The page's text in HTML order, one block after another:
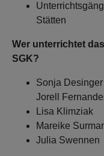
Stätten
Wer unterrichtet
SGK?
Sonja Desinger
Jorell
Lisa Klimziak
Mareike
Julia Swennen